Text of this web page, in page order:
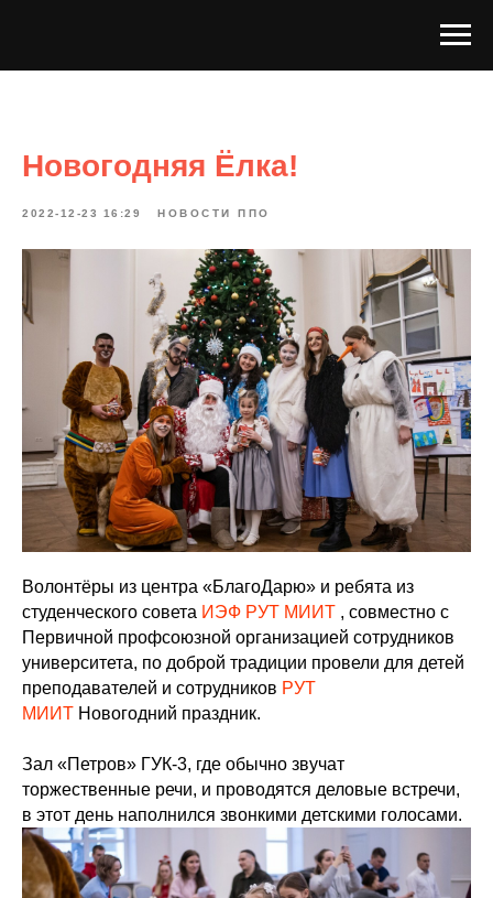
Новогодняя Ёлка!
2022-12-23 16:29 НОВОСТИ ППО
Волонтёры из центра «БлагоДарю» и ребята из
студенческого совета ИЭФ РУТ МИИТ , совместно с
Первичной профсоюзной организацией сотрудников
университета, по доброй традиции провели для детей
преподавателей и сотрудников РУТ
МИИТ Новогодний праздник.
Зал «Петров» ГУК-3, где обычно звучат
торжественные речи, и проводятся деловые встречи,
в этот день наполнился звонкими детскими голосами.